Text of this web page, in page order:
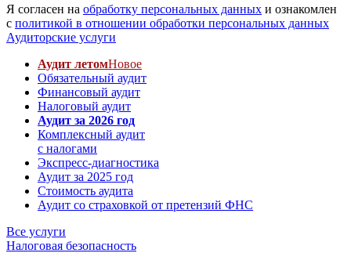
Я согласен на обработку персональных данных и ознакомлен
с политикой в отношении обработки персональных данных
Аудиторские услуги
Аудит летомНовое
Обязательный аудит
Финансовый аудит
Налоговый аудит
Аудит за 2026 год
Комплексный аудит
с налогами
Экспресс-диагностика
Аудит за 2025 год
Стоимость аудита
Аудит со страховкой от претензий ФНС
Все услуги
Налоговая безопасность